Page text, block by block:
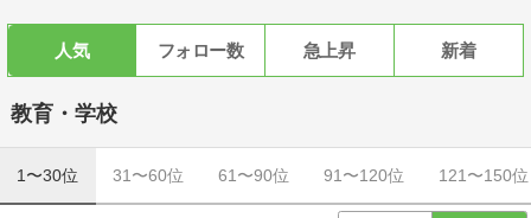
人気 フォロー数 急上昇 新着
教育・学校
1〜30位 31〜60位 61〜90位 91〜120位 121〜150位